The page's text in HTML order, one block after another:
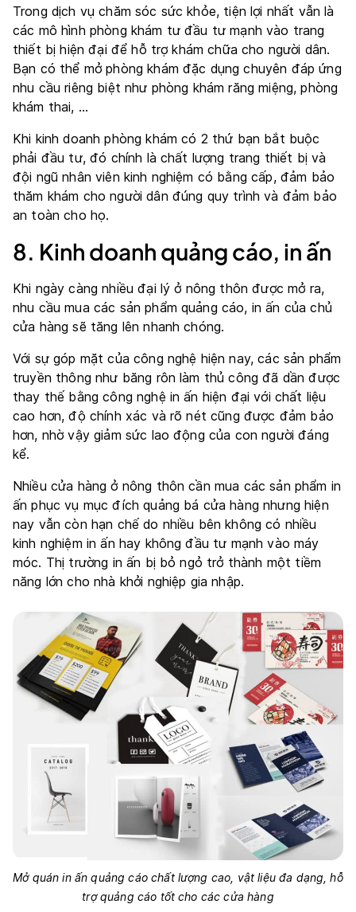
Trong dịch vụ chăm sóc sức khỏe, tiện lợi nhất vẫn là
các mô hình phòng khám tư đầu tư mạnh vào trang
thiết bị hiện đại để hỗ trợ khám chữa cho người dân.
Bạn có thể mở phòng khám đặc dụng chuyên đáp ứng
nhu cầu riêng biệt như phòng khám răng miệng, phòng
khám thai, …
Khi kinh doanh phòng khám có 2 thứ bạn bắt buộc
phải đầu tư, đó chính là chất lượng trang thiết bị và
đội ngũ nhân viên kinh nghiệm có bằng cấp, đảm bảo
thăm khám cho người dân đúng quy trình và đảm bảo
an toàn cho họ.
8. Kinh doanh quảng cáo, in ấn
Khi ngày càng nhiều đại lý ở nông thôn được mở ra,
nhu cầu mua các sản phẩm quảng cáo, in ấn của chủ
cửa hàng sẽ tăng lên nhanh chóng.
Với sự góp mặt của công nghệ hiện nay, các sản phẩm
truyền thông như băng rôn làm thủ công đã dần được
thay thế bằng công nghệ in ấn hiện đại với chất liệu
cao hơn, độ chính xác và rõ nét cũng được đảm bảo
hơn, nhờ vậy giảm sức lao động của con người đáng
kể.
Nhiều cửa hàng ở nông thôn cần mua các sản phẩm in
ấn phục vụ mục đích quảng bá cửa hàng nhưng hiện
nay vẫn còn hạn chế do nhiều bên không có nhiều
kinh nghiệm in ấn hay không đầu tư mạnh vào máy
móc. Thị trường in ấn bị bỏ ngỏ trở thành một tiềm
năng lớn cho nhà khởi nghiệp gia nhập.
Mở quán in ấn quảng cáo chất lượng cao, vật liệu đa dạng, hỗ
trợ quảng cáo tốt cho các cửa hàng